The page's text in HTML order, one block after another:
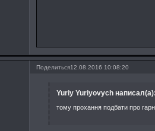
Поделиться12.08.2016 10:08:20
Yuriy Yuriyovych написал(а):
тому прохання подбати про